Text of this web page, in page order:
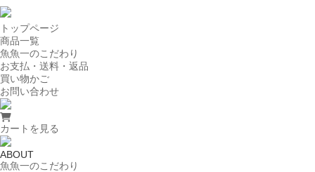
トップページ
商品一覧
魚魚一のこだわり
お支払・送料・返品
買い物かご
お問い合わせ
カートを見る
ABOUT
魚魚一のこだわり